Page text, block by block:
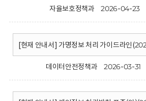
자율보호정책과 2026-04-23
[현재 안내서] 가명정보 처리 가이드라인
데이터안전정책과 2026-03-31